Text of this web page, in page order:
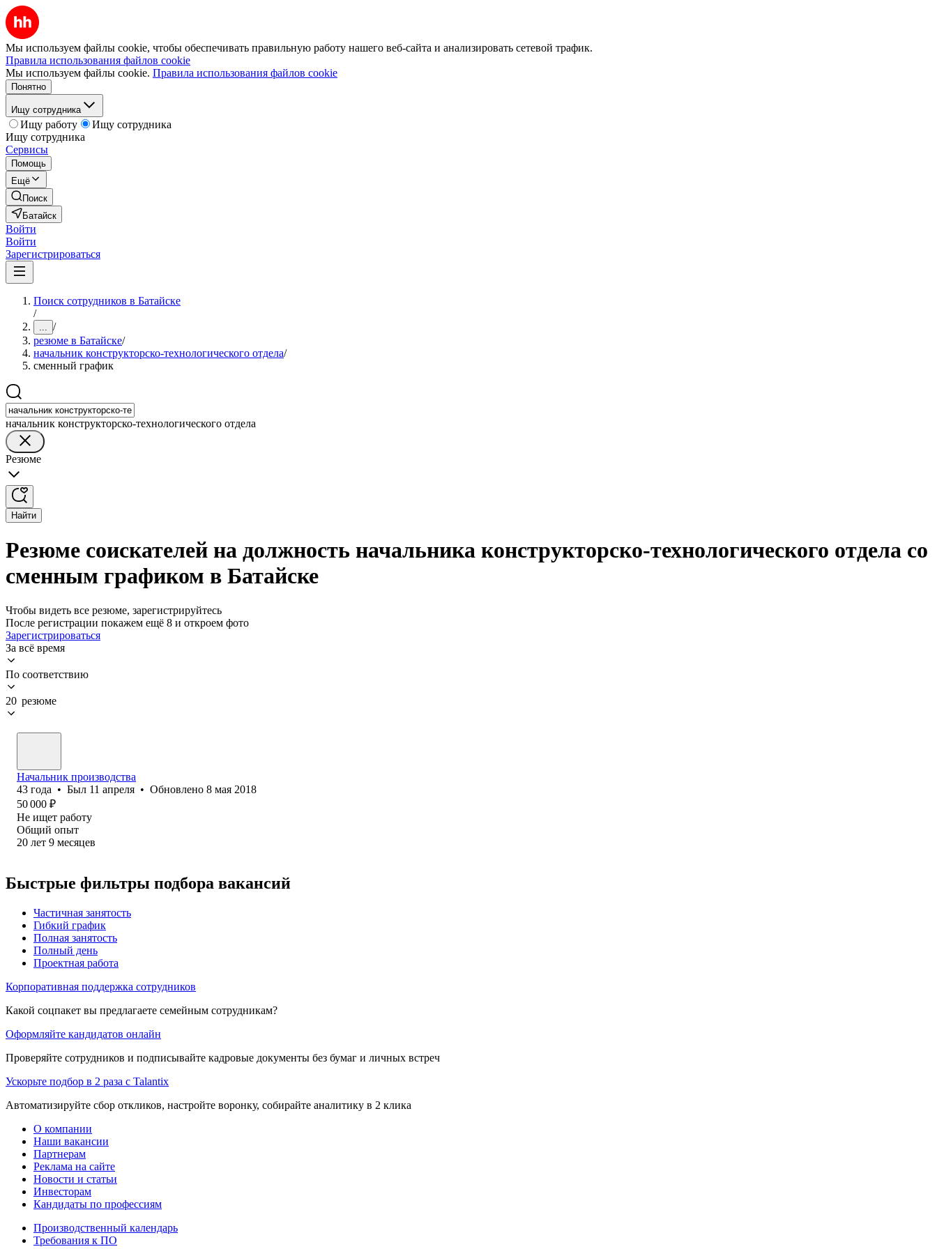
Мы используем файлы cookie, чтобы обеспечивать правильную работу нашего веб-сайта и анализировать сетевой трафик.
Правила использования файлов cookie
Мы используем файлы cookie. Правила использования файлов cookie
Понятно
Ищу сотрудника
Ищу работу
Ищу сотрудника
Ищу сотрудника
Сервисы
Помощь
Ещё
Поиск
Батайск
Войти
Войти
Зарегистрироваться
Поиск сотрудников в Батайске
/
... /
резюме в Батайске/
начальник конструкторско-технологического отдела/
сменный график
начальник конструкторско-технологического отдела
Резюме
Найти
Резюме соискателей на должность начальника конструкторско-технологического отдела со
сменным графиком в Батайске
Чтобы видеть все резюме, зарегистрируйтесь
После регистрации покажем ещё 8 и откроем фото
Зарегистрироваться
За всё время
По соответствию
20 резюме
Начальник производства
43 года • Был 11 апреля • Обновлено 8 мая 2018
50 000 ₽
Не ищет работу
Общий опыт
20 лет 9 месяцев
Быстрые фильтры подбора вакансий
Частичная занятость
Гибкий график
Полная занятость
Полный день
Проектная работа
Корпоративная поддержка сотрудников
Какой соцпакет вы предлагаете семейным сотрудникам?
Оформляйте кандидатов онлайн
Проверяйте сотрудников и подписывайте кадровые документы без бумаг и личных встреч
Ускорьте подбор в 2 раза с Talantix
Автоматизируйте сбор откликов, настройте воронку, собирайте аналитику в 2 клика
О компании
Наши вакансии
Партнерам
Реклама на сайте
Новости и статьи
Инвесторам
Кандидаты по профессиям
Производственный календарь
Требования к ПО